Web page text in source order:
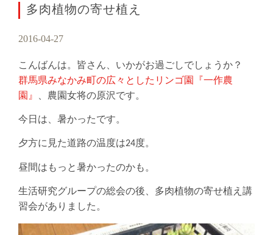
多肉植物の寄せ植え
2016-04-27
こんばんは。皆さん、いかがお過ごしでしょうか？
群馬県みなかみ町の広々としたリンゴ園『一作農
園』
、農園女将の原沢です。
今日は、暑かったです。
夕方に見た道路の温度は24度。
昼間はもっと暑かったのかも。
生活研究グループの総会の後、多肉植物の寄せ植え講
習会がありました。